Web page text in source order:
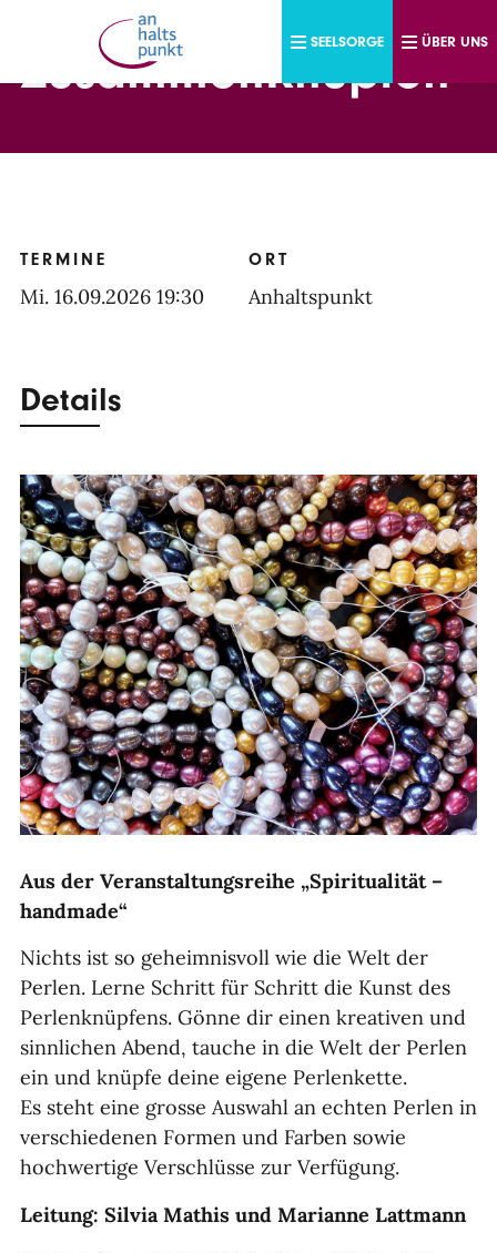
Direkt zum Inhalt
SEELSORGE ÜBER UNS
ZusammenKnüpfen
TERMINE
Mi. 16.09.2026 19:30
ORT
Anhaltspunkt
Details
Aus der Veranstaltungsreihe „Spiritualität –
handmade“
Nichts ist so geheimnisvoll wie die Welt der
Perlen. Lerne Schritt für Schritt die Kunst des
Perlenknüpfens. Gönne dir einen kreativen und
sinnlichen Abend, tauche in die Welt der Perlen
ein und knüpfe deine eigene Perlenkette.
Es steht eine grosse Auswahl an echten Perlen in
verschiedenen Formen und Farben sowie
hochwertige Verschlüsse zur Verfügung.
Leitung: Silvia Mathis und Marianne Lattmann